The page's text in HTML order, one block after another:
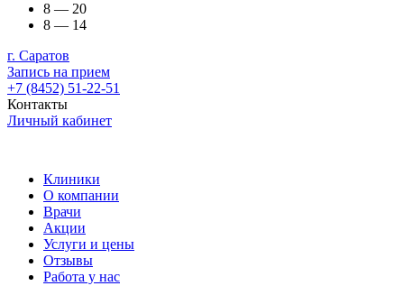
8 — 20
8 — 14
г. Саратов
Запись на прием
+7 (8452) 51-22-51
Контакты
Личный кабинет
Клиники
О компании
Врачи
Акции
Услуги и цены
Отзывы
Работа у нас